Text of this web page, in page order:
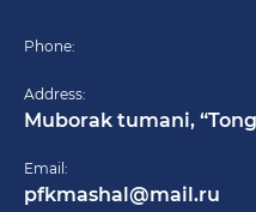
Phone:
Address:
Muborak tumani,
Email:
pfkmashal@mail.ru